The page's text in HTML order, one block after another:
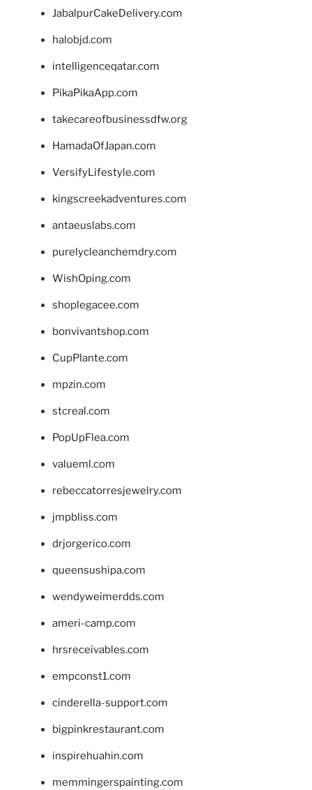
JabalpurCakeDelivery.com
halobjd.com
intelligenceqatar.com
PikaPikaApp.com
takecareofbusinessdfw.org
HamadaOfJapan.com
VersifyLifestyle.com
kingscreekadventures.com
antaeuslabs.com
purelycleanchemdry.com
WishOping.com
shoplegacee.com
bonvivantshop.com
CupPlante.com
mpzin.com
stcreal.com
PopUpFlea.com
valueml.com
rebeccatorresjewelry.com
jmpbliss.com
drjorgerico.com
queensushipa.com
wendyweimerdds.com
ameri-camp.com
hrsreceivables.com
empconst1.com
cinderella-support.com
bigpinkrestaurant.com
inspirehuahin.com
memmingerspainting.com